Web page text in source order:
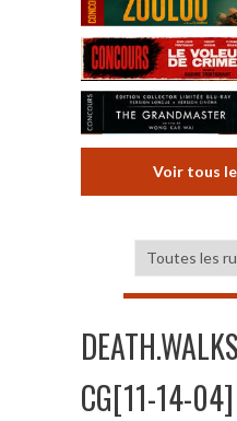
Voir tous
CG[11-14-